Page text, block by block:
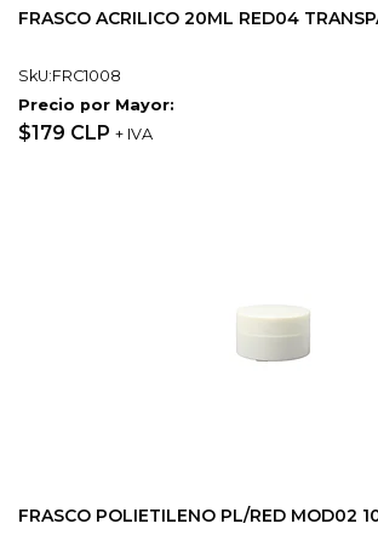
FRASCO ACRILICO 20ML RED04
SkU:FRC1008
Precio por Mayor:
$179 CLP + IVA
FRASCO POLIETILENO PL/RED MOD02